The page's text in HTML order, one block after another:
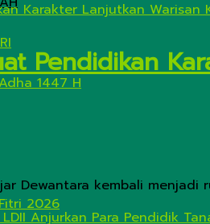
1447 H
2026
Pendidikan
Dewantara kembali